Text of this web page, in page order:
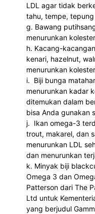
LDL agar tidak
tahu, tempe,
g. Bawang
menurunkan
h. Kacang-
kenari, hazelnut,
menurunkan
i.  Biji bunga
menurunkan kadar
ditemukan dalam
bisa Anda gunakan
j.  Ikan omega-3
trout, makarel, dan
menurunkan LDL
dan menurunkan
k. Minyak biji
Omega 3 dan
Patterson dari The
Ltd untuk
yang berjudul